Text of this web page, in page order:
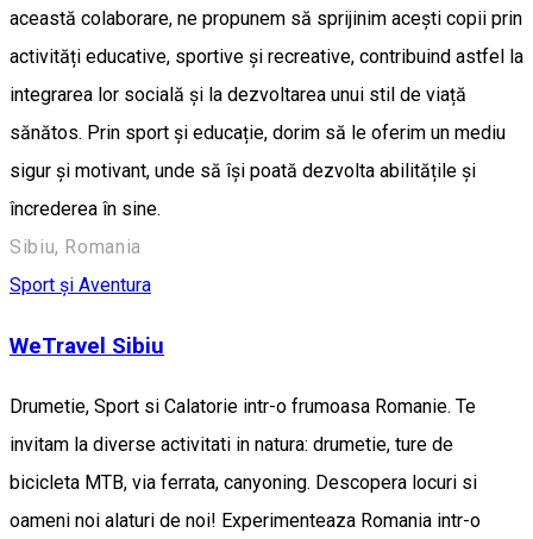
această colaborare, ne propunem să sprijinim acești copii prin
activități educative, sportive și recreative, contribuind astfel la
integrarea lor socială și la dezvoltarea unui stil de viață
sănătos. Prin sport și educație, dorim să le oferim un mediu
sigur și motivant, unde să își poată dezvolta abilitățile și
încrederea în sine.
Sibiu, Romania
Sport și Aventura
WeTravel Sibiu
Drumetie, Sport si Calatorie intr-o frumoasa Romanie. Te
invitam la diverse activitati in natura: drumetie, ture de
bicicleta MTB, via ferrata, canyoning. Descopera locuri si
oameni noi alaturi de noi! Experimenteaza Romania intr-o